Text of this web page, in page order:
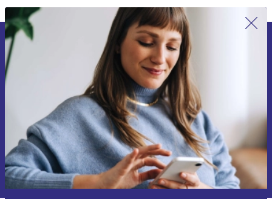
Recevoir offres et infos de refurbed
par mail
Ne manquez plus aucune offre.
S'inscrire
Retrouvez les informations sur l'utilisation des données personnelles
dans notrepolitique de confidentialité.